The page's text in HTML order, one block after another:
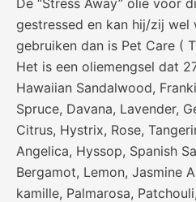
gestressed en kan hij/zij wel
gebruiken dan is Pet Care (
Het is een oliemengsel dat
Hawaiian Sandalwood,
Spruce, Davana, Lavender,
Citrus, Hystrix, Rose,
Angelica, Hyssop, Spanish
Bergamot, Lemon, Jasmine
kamille, Palmarosa,